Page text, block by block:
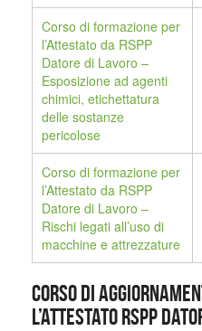
Corso di formazione per
l’Attestato da RSPP
Datore di Lavoro –
Esposizione ad agenti
chimici, etichettatura
delle sostanze
pericolose
Corso di formazione per
l’Attestato da RSPP
Datore di Lavoro –
Rischi legati all’uso di
macchine e attrezzature
CORSO DI
L’ATTESTATO RSPP